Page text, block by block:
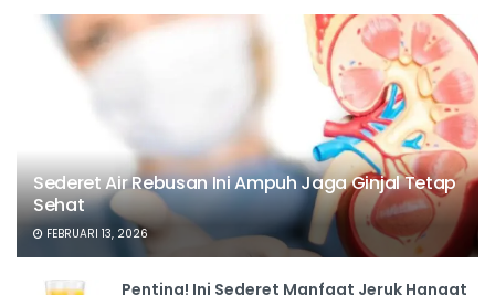
Sederet Air Rebusan Ini Ampuh Jaga Ginjal Tetap
Sehat
FEBRUARI 13, 2026
Penting! Ini Sederet Manfaat Jeruk Hangat